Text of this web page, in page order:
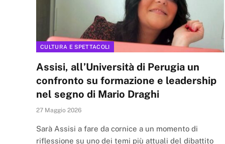
CULTURA E SPETTACOLI
Assisi, all’Università di Perugia un
confronto su formazione e leadership
nel segno di Mario Draghi
27 Maggio 2026
Sarà Assisi a fare da cornice a un momento di
riflessione su uno dei temi più attuali del dibattito